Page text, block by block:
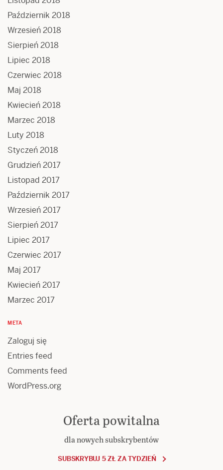
Październik 2018
Wrzesień 2018
Sierpień 2018
Lipiec 2018
Czerwiec 2018
Maj 2018
Kwiecień 2018
Marzec 2018
Luty 2018
Styczeń 2018
Grudzień 2017
Listopad 2017
Październik 2017
Wrzesień 2017
Sierpień 2017
Lipiec 2017
Czerwiec 2017
Maj 2017
Kwiecień 2017
Marzec 2017
META
Zaloguj się
Entries feed
Comments feed
WordPress.org
Oferta powitalna
dla nowych subskrybentów
SUBSKRYBUJ 5 ZŁ ZA TYDZIEŃ